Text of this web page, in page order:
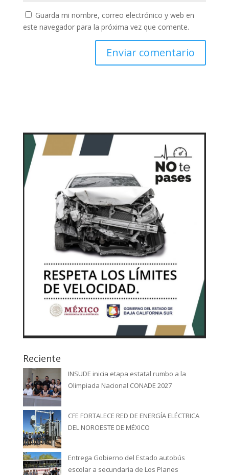
Guarda mi nombre, correo electrónico y web en
este navegador para la próxima vez que comente.
Reciente
INSUDE inicia etapa estatal rumbo a la
Olimpiada Nacional CONADE 2027
CFE FORTALECE RED DE ENERGÍA ELÉCTRICA
DEL NOROESTE DE MÉXICO
Entrega Gobierno del Estado autobús
escolar a secundaria de Los Planes